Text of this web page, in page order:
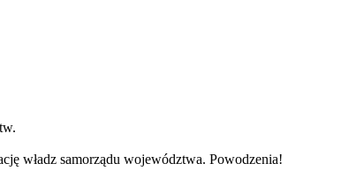
władz samorządu województwa. Powodzenia!